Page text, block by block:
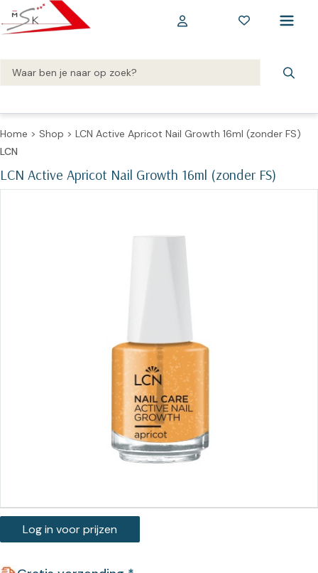
Home > Shop > LCN Active Apricot Nail Growth 16ml (zonder FS)
LCN Active Apricot Nail Growth 16ml (zonder FS)
LCN
Log in voor prijzen